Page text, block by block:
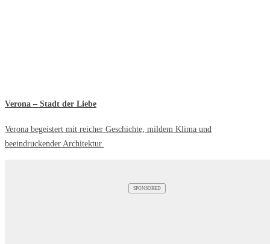
Verona – Stadt der Liebe
Verona begeistert mit reicher Geschichte, mildem Klima und
beeindruckender Architektur.
SPONSORED